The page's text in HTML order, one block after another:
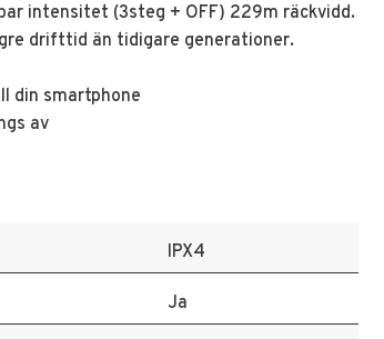
intensitet (3steg + OFF) 229m räckvidd.
drifttid än tidigare generationer.
din smartphone
av
IPX4
Ja